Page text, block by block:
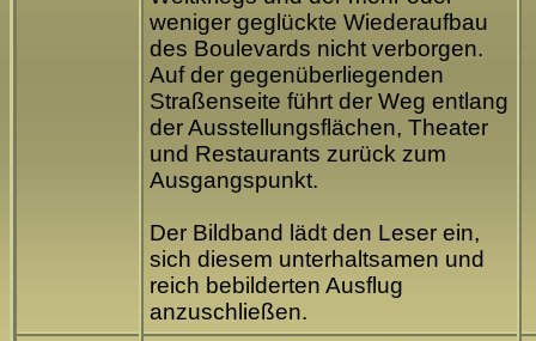
weniger geglückte Wiederaufbau
des Boulevards nicht verborgen.
Auf der gegenüberliegenden
Straßenseite führt der Weg entlang
der Ausstellungsflächen, Theater
und Restaurants zurück zum
Ausgangspunkt.
Der Bildband lädt den Leser ein,
sich diesem unterhaltsamen und
reich bebilderten Ausflug
anzuschließen.